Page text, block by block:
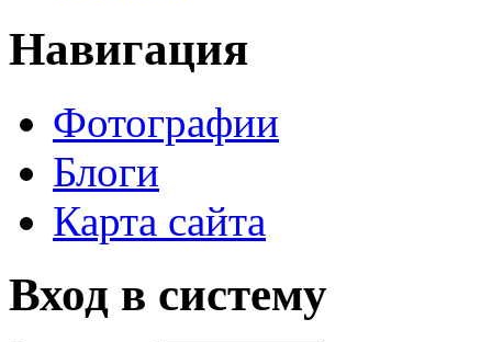
Навигация
Фотографии
Блоги
Карта сайта
Вход в систему